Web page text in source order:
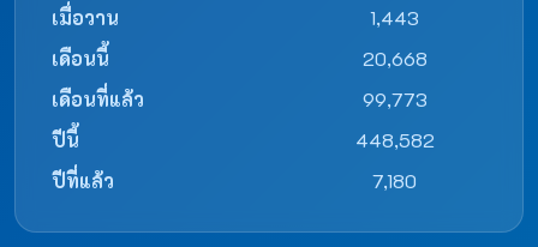
เมื่อวาน
1,443
เดือนนี้
20,668
เดือนที่แล้ว
99,773
ปีนี้
448,582
ปีที่แล้ว
7,180